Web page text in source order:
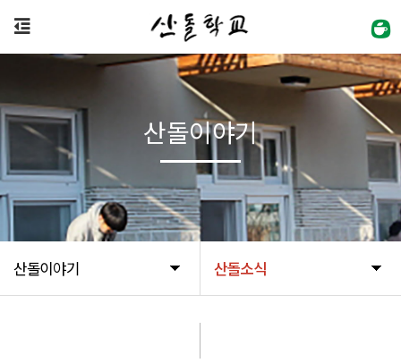
산돌이야기 산돌소식
산돌이야기